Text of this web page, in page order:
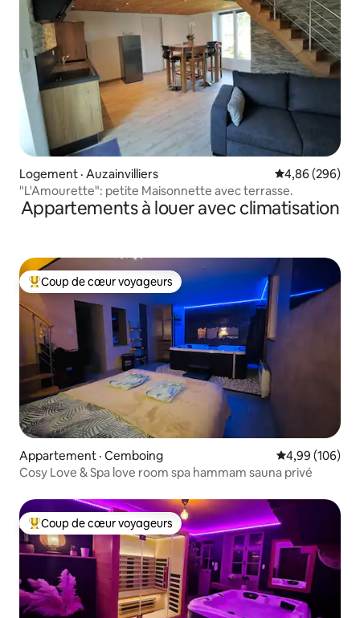
Logement · Auzainvilliers Note
4,86 (296)
"L'Amourette": petite Maisonnette avec terrasse.
Appartements à louer avec climatisation
Coup de cœur voyageurs parmi les plus aimés
Coup de cœur voyageurs
Appartement · Cemboing Note
4,99 (106)
Cosy Love & Spa love room spa hammam sauna privé
Coup de cœur voyageurs parmi les plus aimés
Coup de cœur voyageurs